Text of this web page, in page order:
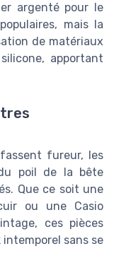
argenté pour le
mais la
de matériaux
apportant
fureur, les
poil de la bête
Que ce soit une
ou une Casio
ces pièces
sans se